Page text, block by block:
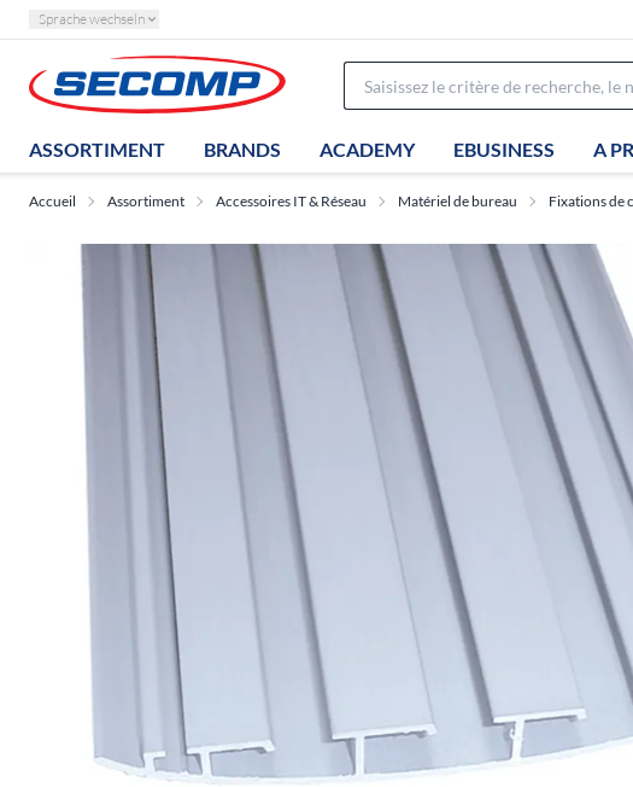
Sprache wechseln
ASSORTIMENT BRANDS ACADEMY EBUSINESS A
Accueil Assortiment Accessoires IT & Réseau Matériel de bureau Fixations de